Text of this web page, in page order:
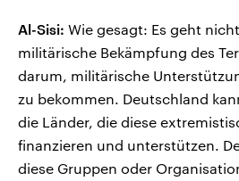
Al-Sisi: Wie gesagt: Es geht
militärische Bekämpfung des
darum, militärische
zu bekommen. Deutschland
die Länder, die diese
finanzieren und unterstützen.
diese Gruppen oder